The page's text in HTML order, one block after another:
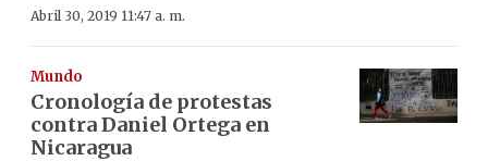
Abril 30, 2019 11:47 a. m.
Mundo
Cronología de protestas
contra Daniel Ortega en
Nicaragua